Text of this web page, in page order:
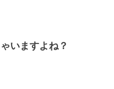
いますよね？